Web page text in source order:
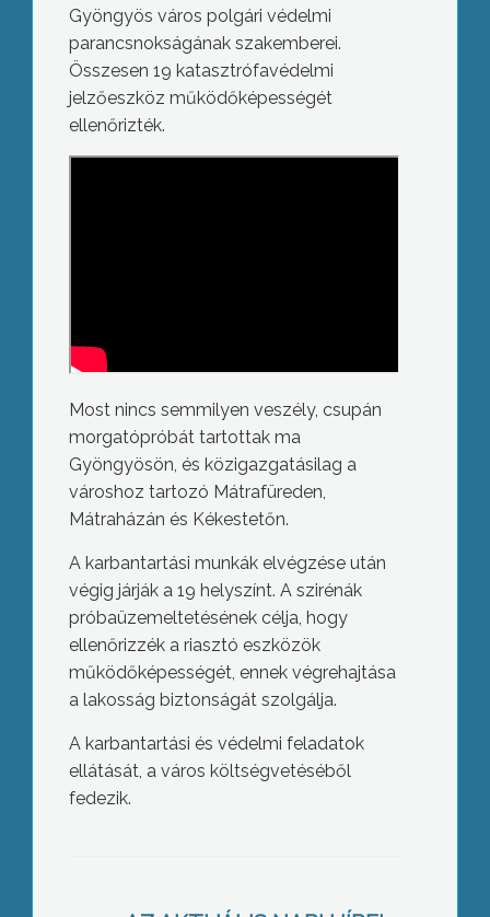
Gyöngyös város polgári védelmi
parancsnokságának szakemberei.
Összesen 19 katasztrófavédelmi
jelzőeszköz működőképességét
ellenőrizték.
Most nincs semmilyen veszély, csupán
morgatópróbát tartottak ma
Gyöngyösön, és közigazgatásilag a
városhoz tartozó Mátrafüreden,
Mátraházán és Kékestetőn.
A karbantartási munkák elvégzése után
végig járják a 19 helyszínt. A szirénák
próbaüzemeltetésének célja, hogy
ellenőrizzék a riasztó eszközök
működőképességét, ennek végrehajtása
a lakosság biztonságát szolgálja.
A karbantartási és védelmi feladatok
ellátását, a város költségvetéséből
fedezik.